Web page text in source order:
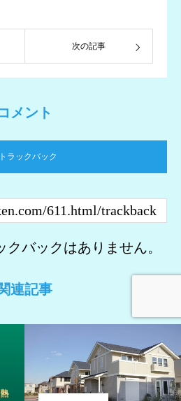
次の記事
メント
ラックバック
バックはありません。
連記事
メールでのお問い合わせ